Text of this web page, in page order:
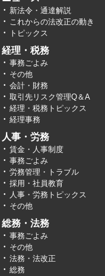
新法令・通達解説
これからの法改正の動き
トピックス
経理・税務
事務ごよみ
その他
会計・財務
取引先リスク管理Q＆A
経理・税務トピックス
経理事務
人事・労務
賃金・人事制度
事務ごよみ
労務管理・トラブル
採用・社員教育
人事・労務トピックス
その他
総務・法務
事務ごよみ
その他
法務・法改正
総務